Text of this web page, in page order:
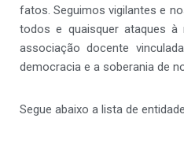
fatos. Seguimos vigilantes e
todos e quaisquer ataques à
associação docente
democracia e a soberania de
Segue abaixo a lista de